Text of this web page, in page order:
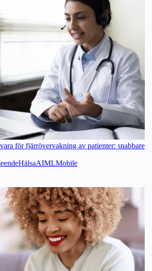
för fjärrövervakning av patienter: snabbare
HälsaAIMLMobile